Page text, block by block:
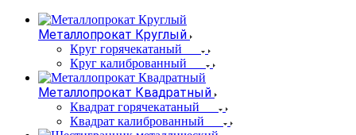
Металлопрокат Круглый
Круг горячекатаный
Круг калиброванный
Металлопрокат Квадратный
Квадрат горячекатаный
Квадрат калиброванный